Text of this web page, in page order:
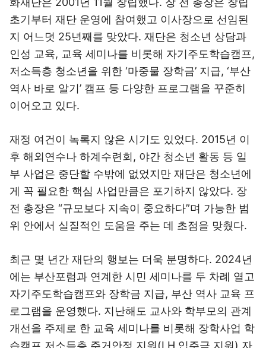
초기부터 재단 운영에 참여했고 이사장으로 선임된
지 어느덧 25년째를 맞았다. 재단은 청소년 상담과
인성 교육, 교육 세미나를 비롯해 자기주도학습캠프,
저소득층 청소년을 위한 ‘마중물 장학금’ 지급, ‘부산
역사 바로 알기’ 캠프 등 다양한 프로그램을 꾸준히
이어오고 있다.
재정 여건이 녹록지 않은 시기도 있었다. 2015년 이
후 해외연수나 하계수련회, 야간 청소년 활동 등 일
부 사업은 중단할 수밖에 없었지만 재단은 청소년에
게 꼭 필요한 핵심 사업만큼은 포기하지 않았다. 장
전 총장은 “규모보다 지속이 중요하다”며 가능한 범
위 안에서 실질적인 도움을 주는 데 초점을 맞췄다.
최근 몇 년간 재단의 행보는 더욱 분명하다. 2024년
에는 부산포럼과 연계한 시민 세미나를 두 차례 열고
자기주도학습캠프와 장학금 지급, 부산 역사 교육 프
로그램을 운영했다. 지난해도 교사와 학부모의 관계
개선을 주제로 한 교육 세미나를 비롯해 장학사업 학
습캠프 저소득층 주거안정 지원(LH 입주금 지원) 자